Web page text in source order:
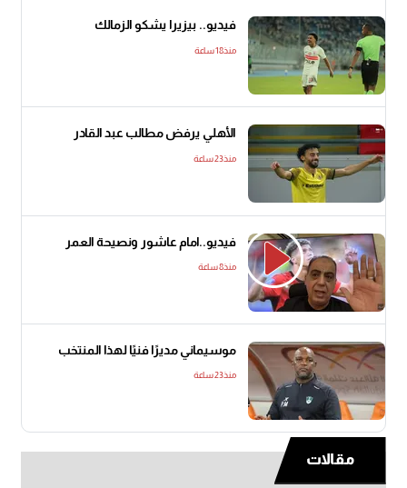
فيديو.. بيزيرا يشكو الزمالك
منذ18 ساعة
الأهلي يرفض مطالب عبد القادر
منذ23 ساعة
فيديو..امام عاشور ونصيحة العمر
منذ8 ساعة
موسيماني مديرًا فنيًا لهذا المنتخب
منذ23 ساعة
مقالات